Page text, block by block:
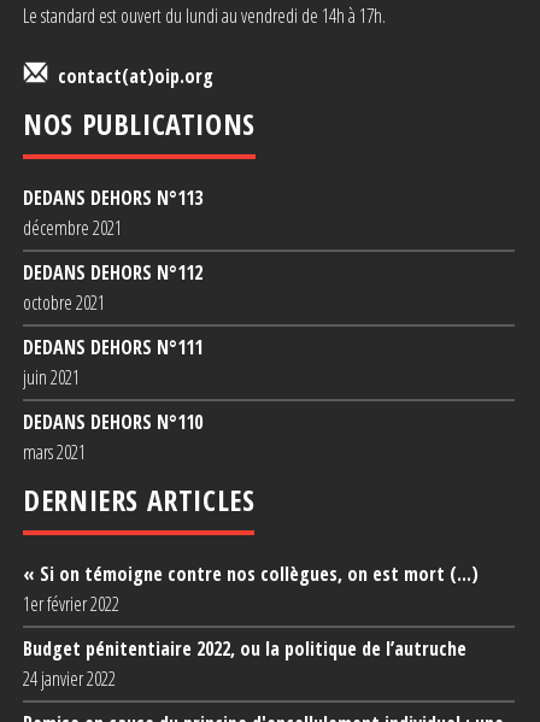
Le standard est ouvert du lundi au vendredi de 14h à 17h.
contact(at)oip.org
NOS PUBLICATIONS
DEDANS DEHORS N°113
décembre 2021
DEDANS DEHORS N°112
octobre 2021
DEDANS DEHORS N°111
juin 2021
DEDANS DEHORS N°110
mars 2021
DERNIERS ARTICLES
« Si on témoigne contre nos collègues, on est mort (...)
1er février 2022
Budget pénitentiaire 2022, ou la politique de l’autruche
24 janvier 2022